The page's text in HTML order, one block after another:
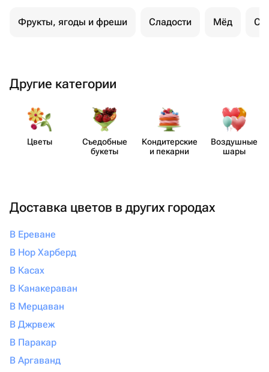
Фрукты, ягоды и фреши Сладости Мёд
Другие категории
Цветы
Съедобные
букеты
Кондит​ерские
и пекарни
Воздушные
шары
Доставка цветов в других городах
В Ереване
В Нор Харберд
В Касах
В Канакераван
В Мерцаван
В Джрвеж
В Паракар
В Аргаванд